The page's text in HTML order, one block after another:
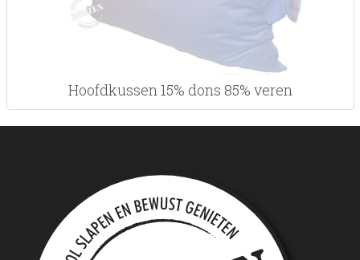
Hoofdkussen 15% dons 85% veren